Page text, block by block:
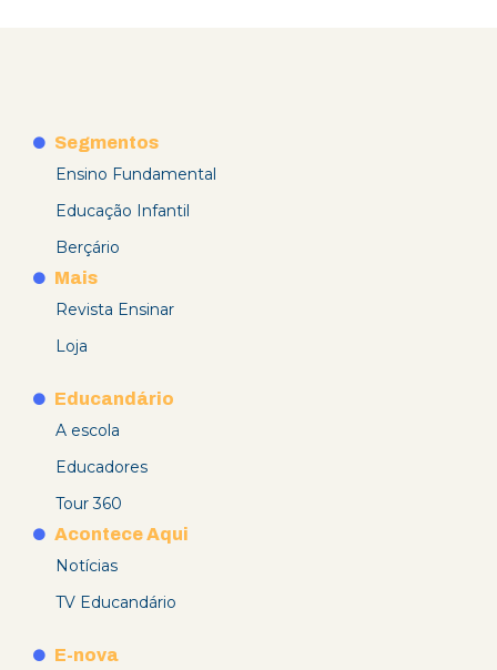
Segmentos
Ensino Fundamental
Educação Infantil
Berçário
Mais
Revista Ensinar
Loja
Educandário
A escola
Educadores
Tour 360
Acontece Aqui
Notícias
TV Educandário
E-nova